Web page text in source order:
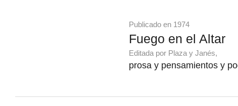
Publicado en 1974
Fuego en el Altar
Editada por Plaza y Janés,
prosa y pensamientos y